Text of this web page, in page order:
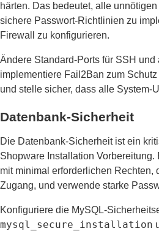
härten. Das bedeutet, alle
sichere Passwort-Richtlinien zu
Firewall zu konfigurieren.
Ändere Standard-Ports für SSH und
implementiere Fail2Ban zum
und stelle sicher, dass alle System-
Datenbank-Sicherheit
Die Datenbank-Sicherheit ist ein
Shopware Installation
mit minimal erforderlichen Rechten,
Zugang, und verwende starke
Konfiguriere die MySQL-
mysql_secure_installation